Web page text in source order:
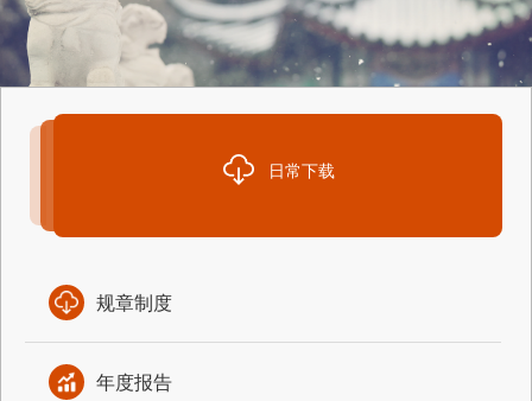
日常下载
规章制度
年度报告